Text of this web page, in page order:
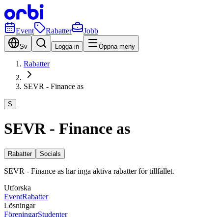
Event Rabatter Jobb
Sv Logga in Öppna meny
Rabatter
SEVR - Finance as
S
SEVR - Finance as
Rabatter Socials
SEVR - Finance as har inga aktiva rabatter för tillfället.
Utforska
EventRabatter
Lösningar
FöreningarStudenter